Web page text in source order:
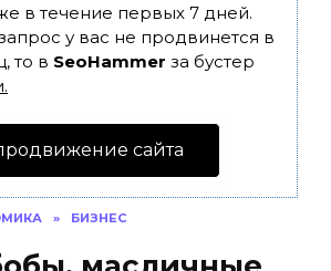
в течение первых 7 дней.
у вас не продвинется в
то в SeoHammer за бустер
сайта
» БИЗНЕС